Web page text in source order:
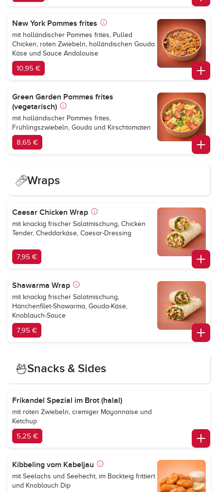
New York Pommes frites
mit holländischer Pommes frites, Pulled
Chicken, roten Zwiebeln, holländischen Gouda
Käse und Sauce Andalouise
10,95 €
Green Garden Pommes frites
(vegetarisch)
mit holländischer Pommes frites,
Frühlingszwiebeln, Gouda und Kirschtomaten
8,65 €
Wraps
Caesar Chicken Wrap
mit knackig frischer Salatmischung, Chicken
Tender, Cheddarkäse, Caesar-Dressing
7,95 €
Shawarma Wrap
mit knackig frischer Salatmischung,
Hänchenfilet-Shawarma, Gouda-Käse,
Knoblauch-Sauce
7,95 €
Snacks & Sides
Frikandel Spezial im Brot (halal)
mit roten Zwiebeln, cremiger Mayonnaise und
Ketchup
5,25 €
Kibbeling vom Kabeljau
mit Seelachs und Seehecht, im Backteig frittiert
und Knoblauch Dip